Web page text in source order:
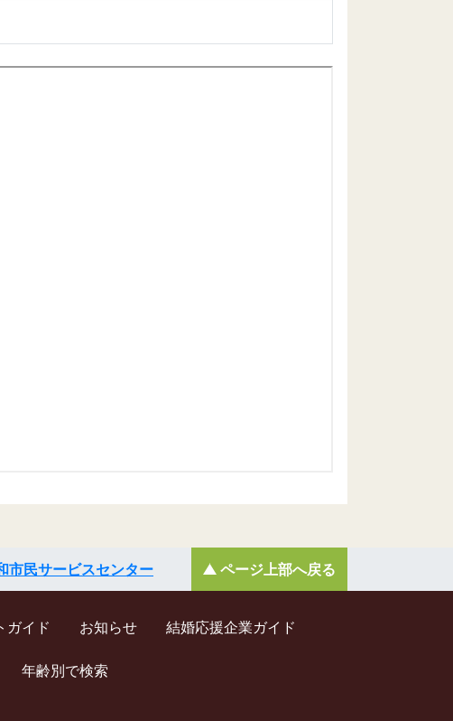
市民サービスセンター ページ上部へ戻る
ガイド お知らせ 結婚応援企業ガイド
年齢別で検索